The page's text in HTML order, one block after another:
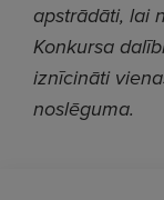
apstrādāti, lai
Konkursa
iznīcināti
noslēguma.